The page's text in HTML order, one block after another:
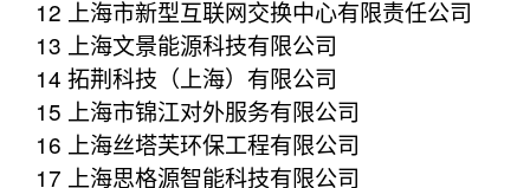
12 上海市新型互联网交换中心有限责任公司
13 上海文景能源科技有限公司
14 拓荆科技（上海）有限公司
15 上海市锦江对外服务有限公司
16 上海丝塔芙环保工程有限公司
17 上海思格源智能科技有限公司